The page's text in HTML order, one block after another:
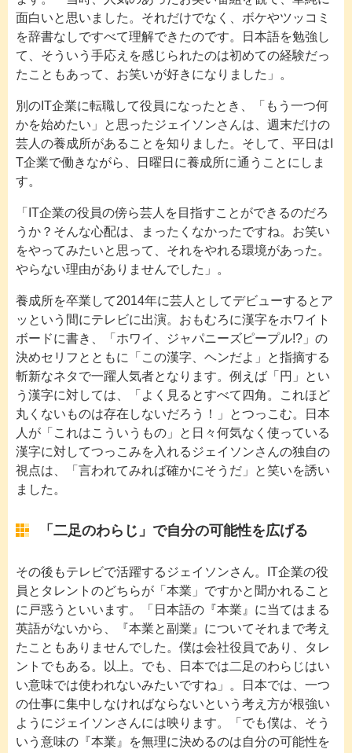
面白いと思いました。それだけでなく、ボケやツッコミ
を辞書なしですべて理解できたのです。日本語を勉強し
て、そういう手応えを感じられたのは初めての経験だっ
たこともあって、お笑いが好きになりました」。
別のIT企業に転職して役員になったとき、「もう一つ何
かを始めたい」と思ったジェイソンさんは、週末だけの
芸人の養成所があることを知りました。そして、平日はI
T企業で働きながら、日曜日に養成所に通うことにしま
す。
「IT企業の役員の傍ら芸人を目指すことができるのだろ
うか？そんな心配は、まったくなかったですね。お笑い
をやってみたいと思って、それをやれる環境があった。
やらない理由がありませんでした」。
養成所を卒業して2014年に芸人としてデビューするとア
ッという間にテレビに出演。おもむろに漢字をホワイト
ボードに書き、「ホワイ、ジャパニーズピープル!?」の
決めセリフとともに「この漢字、ヘンだよ」と指摘する
斬新なネタで一躍人気者となります。例えば「円」とい
う漢字に対しては、「よく見るとすべて四角。これほど
丸くないものは存在しないだろう！」とつっこむ。日本
人が「これはこういうもの」と日々何気なく使っている
漢字に対してつっこみを入れるジェイソンさんの独自の
視点は、「言われてみれば確かにそうだ」と笑いを誘い
ました。
「二足のわらじ」で自分の可能性を広げる
その後もテレビで活躍するジェイソンさん。IT企業の役
員とタレントのどちらが「本業」ですかと聞かれること
に戸惑うといいます。「日本語の『本業』に当てはまる
英語がないから、『本業と副業』についてそれまで考え
たこともありませんでした。僕は会社役員であり、タレ
ントでもある。以上。でも、日本では二足のわらじはい
い意味では使われないみたいですね」。日本では、一つ
の仕事に集中しなければならないという考え方が根強い
ようにジェイソンさんには映ります。「でも僕は、そう
いう意味の『本業』を無理に決めるのは自分の可能性を